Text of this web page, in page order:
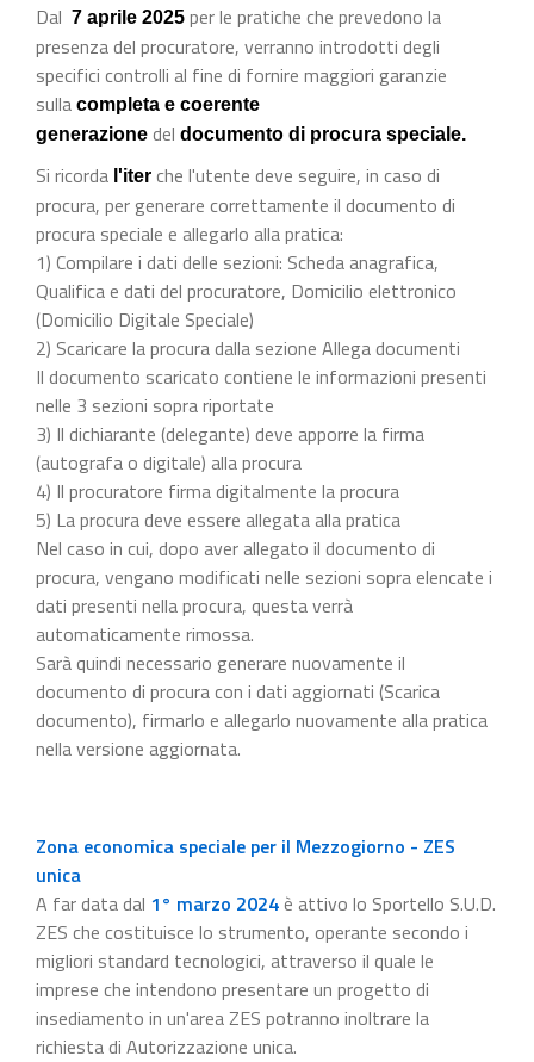
Dal 7 aprile 2025 per le pratiche che prevedono la
presenza del procuratore, verranno introdotti degli
specifici controlli al fine di fornire maggiori garanzie
sulla completa e coerente
generazione del documento di procura speciale.
Si ricorda l'iter che l'utente deve seguire, in caso di
procura, per generare correttamente il documento di
procura speciale e allegarlo alla pratica:
1) Compilare i dati delle sezioni: Scheda anagrafica,
Qualifica e dati del procuratore, Domicilio elettronico
(Domicilio Digitale Speciale)
2) Scaricare la procura dalla sezione Allega documenti
Il documento scaricato contiene le informazioni presenti
nelle 3 sezioni sopra riportate
3) Il dichiarante (delegante) deve apporre la firma
(autografa o digitale) alla procura
4) Il procuratore firma digitalmente la procura
5) La procura deve essere allegata alla pratica
Nel caso in cui, dopo aver allegato il documento di
procura, vengano modificati nelle sezioni sopra elencate i
dati presenti nella procura, questa verrà
automaticamente rimossa.
Sarà quindi necessario generare nuovamente il
documento di procura con i dati aggiornati (Scarica
documento), firmarlo e allegarlo nuovamente alla pratica
nella versione aggiornata.
Zona economica speciale per il Mezzogiorno - ZES
unica
A far data dal 1° marzo 2024è attivo lo Sportello S.U.D.
ZES che costituisce lo strumento, operante secondo i
migliori standard tecnologici, attraverso il quale le
imprese che intendono presentare un progetto di
insediamento in un'area ZES potranno inoltrare la
richiesta di Autorizzazione unica.